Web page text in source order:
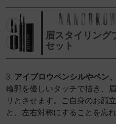
眉スタイリング
セット
3. アイブロウペンシルやペン
輪郭を優しいタッチで描き、
リとさせます。ご自身のお顔
と、左右対称にすることを忘